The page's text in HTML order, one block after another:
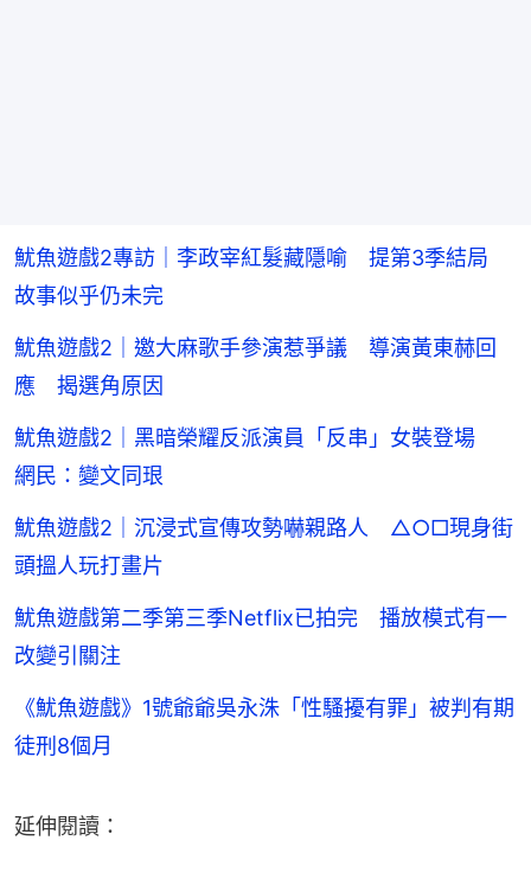
魷魚遊戲2專訪｜李政宰紅髮藏隱喻 提第3季結局
故事似乎仍未完
魷魚遊戲2｜邀大麻歌手參演惹爭議 導演黃東赫回
應 揭選角原因
魷魚遊戲2｜黑暗榮耀反派演員「反串」女裝登場
網民：變文同珢
魷魚遊戲2｜沉浸式宣傳攻勢嚇親路人 △○□現身街
頭搵人玩打畫片
魷魚遊戲第二季第三季Netflix已拍完 播放模式有一
改變引關注
《魷魚遊戲》1號爺爺吳永洙「性騷擾有罪」被判有期
徒刑8個月
延伸閱讀：